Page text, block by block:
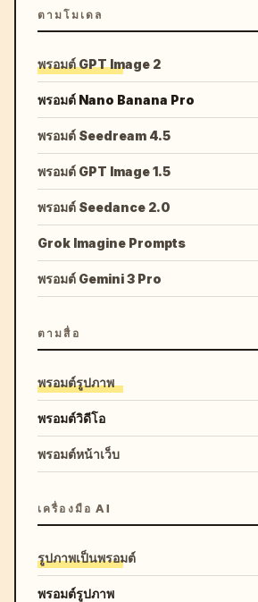
ตามโมเดล
พรอมต์ GPT Image 2
พรอมต์ Nano Banana Pro
พรอมต์ Seedream 4.5
พรอมต์ GPT Image 1.5
พรอมต์ Seedance 2.0
Grok Imagine Prompts
พรอมต์ Gemini 3 Pro
ตามสื่อ
พรอมต์รูปภาพ
พรอมต์วิดีโอ
พรอมต์หน้าเว็บ
เครื่องมือ AI
รูปภาพเป็นพรอมต์
พรอมต์รูปภาพ